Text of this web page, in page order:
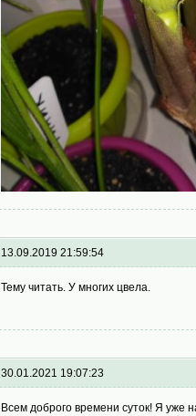
13.09.2019 21:59:54
Тему читать. У многих цвела.
30.01.2021 19:07:23
Всем доброго времени суток! Я